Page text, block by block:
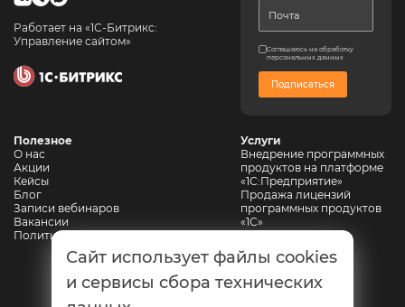
Работает на «1С-Битрикс:
Управление сайтом»
Соглашаюсь на обработку
персональных данных
Подписаться
Полезное
О нас
Акции
Кейсы
Блог
Записи вебинаров
Вакансии
Политика конфиденциальности
Услуги
Внедрение программных
продуктов на платформе
«1С:Предприятие»
Продажа лицензий
программных продуктов
«1С»
Сопровождение 1С
Автоматизация
горнодобывающих
предприятий
Автоматизация
Сайт использует файлы cookies
и сервисы сбора технических